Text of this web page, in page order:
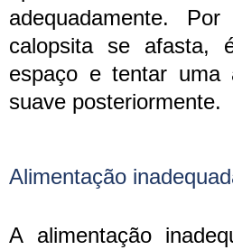
adequadamente.
calopsita se afasta,
espaço e tentar uma
suave posteriormente.
Alimentação
A alimentação